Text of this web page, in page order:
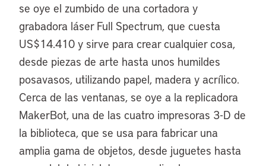
se oye el zumbido de una cortadora y
grabadora láser Full Spectrum, que cuesta
US$14.410 y sirve para crear cualquier cosa,
desde piezas de arte hasta unos humildes
posavasos, utilizando papel, madera y acrílico.
Cerca de las ventanas, se oye a la replicadora
MakerBot, una de las cuatro impresoras 3-D de
la biblioteca, que se usa para fabricar una
amplia gama de objetos, desde juguetes hasta